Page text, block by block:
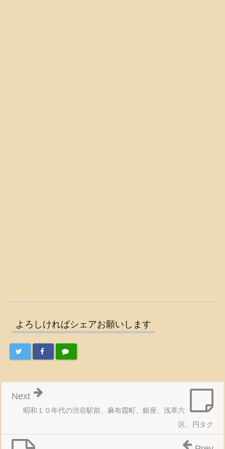
よろしければシェアお願いします
昭和１０年代の渋谷駅前、麻布霞町、銀座、浅草六
区、円タク
Next